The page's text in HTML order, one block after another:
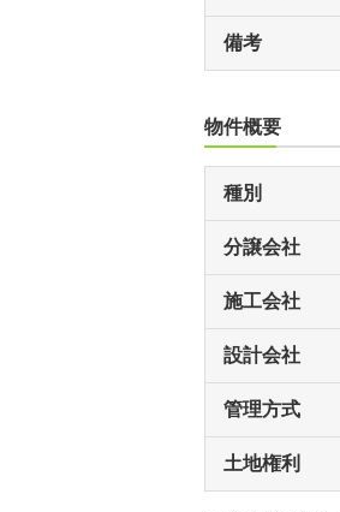
備考
物件概要
種別
分譲会社
施工会社
設計会社
管理方式
土地権利